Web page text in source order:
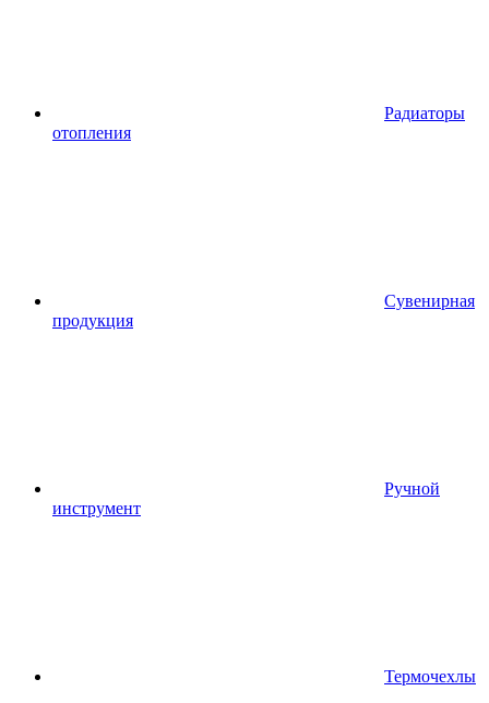
Радиаторы
отопления
Сувенирная
продукция
Ручной
инструмент
Термочехлы